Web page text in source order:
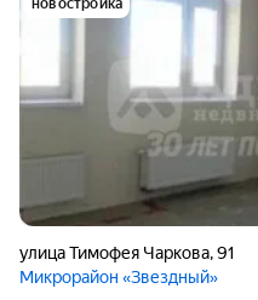
новостройка
улица Тимофея Чаркова,91
Микрорайон «Звездный»